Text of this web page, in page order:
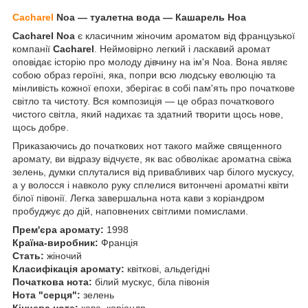
Cacharel Noa — туалетна вода — Кашарель Ноа
Cacharel Noa є класичним жіночим ароматом від французької
компанії Cacharel . Неймовірно легкий і ласкавий аромат
оповідає історію про молоду дівчину на ім'я Noa. Вона являє
собою образ героїні, яка, попри всю людську еволюцію та
мінливість кожної епохи, зберігає в собі пам'ять про початкове
світло та чистоту. Вся композиція — це образ початкового
чистого світла, який надихає та здатний творити щось нове,
щось добре.
Приказаючись до початкових нот такого майже священного
аромату, ви відразу відчуєте, як вас обволікає ароматна свіжа
зелень, думки сплуталися від привабливих чар білого мускусу,
а у волосся і навколо руку сплелися витончені ароматні квіти
білої півонії. Легка завершальна нота кави з коріандром
пробуджує до дій, наповнених світлими помислами.
Прем'єра аромату: 1998
Країна-виробник: Франція
Стать: жіночий
Класифікація аромату: квіткові, альдегідні
Початкова нота: білий мускус, біла півонія
Нота "серця": зелень